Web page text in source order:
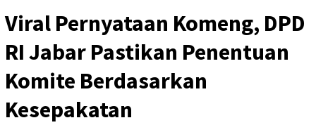
Viral Pernyataan Komeng, DPD
RI Jabar Pastikan Penentuan
Komite Berdasarkan
Kesepakatan